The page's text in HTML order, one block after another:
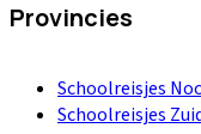
Provincies
Schoolreisjes
Schoolreisjes